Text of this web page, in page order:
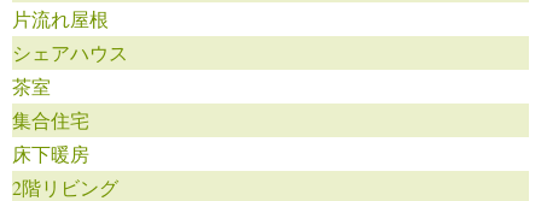
片流れ屋根
シェアハウス
茶室
集合住宅
床下暖房
2階リビング